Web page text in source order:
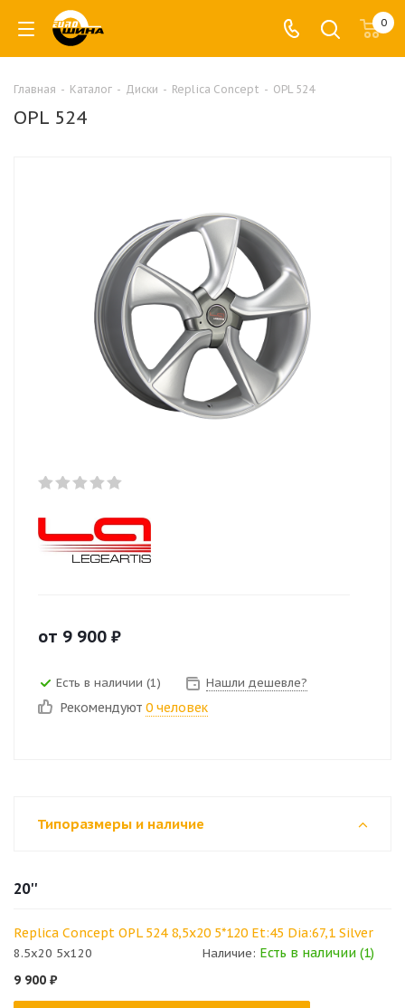
0
Главная - Каталог - Диски - Replica Concept - OPL 524
OPL 524
от 9 900 ₽
Есть в наличии (1) Нашли дешевле?
Рекомендуют 0 человек
Типоразмеры и наличие
20''
Replica Concept OPL 524 8,5x20 5*120 Et:45 Dia:67,1 Silver
8.5x20 5x120 Наличие: Есть в наличии (1)
9 900 ₽